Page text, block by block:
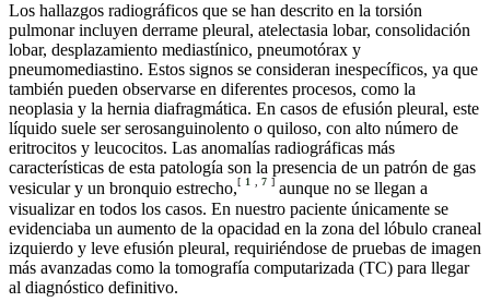
Los hallazgos radiográficos que se han descrito en la torsión
pulmonar incluyen derrame pleural, atelectasia lobar, consolidación
lobar, desplazamiento mediastínico, pneumotórax y
pneumomediastino. Estos signos se consideran inespecíficos, ya que
también pueden observarse en diferentes procesos, como la
neoplasia y la hernia diafragmática. En casos de efusión pleural, este
líquido suele ser serosanguinolento o quiloso, con alto número de
eritrocitos y leucocitos. Las anomalías radiográficas más
características de esta patología son la presencia de un patrón de gas
vesicular y un bronquio estrecho,[ 1 7 ] aunque no se llegan a
visualizar en todos los casos. En nuestro paciente únicamente se
evidenciaba un aumento de la opacidad en la zona del lóbulo craneal
izquierdo y leve efusión pleural, requiriéndose de pruebas de imagen
más avanzadas como la tomografía computarizada (TC) para llegar
al diagnóstico definitivo.